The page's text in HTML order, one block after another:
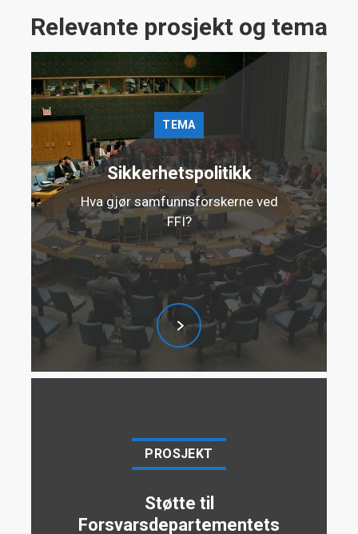
Relevante prosjekt og tema
TEMA
Sikkerhetspolitikk
Hva gjør samfunnsforskerne ved
FFI?
PROSJEKT
Støtte til
Forsvarsdepartementets